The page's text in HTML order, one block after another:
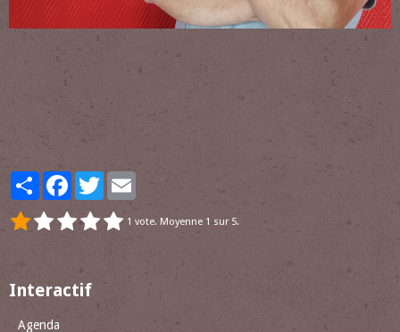
PartagerFacebookTwitter Email
1 vote. Moyenne 1 sur 5.
Interactif
Agenda